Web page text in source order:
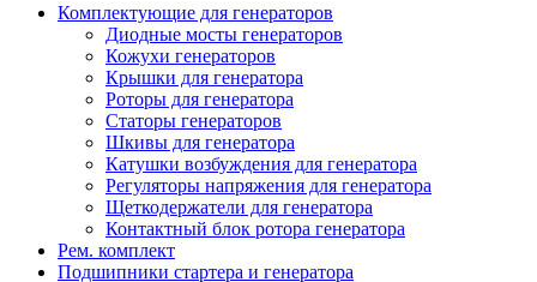
Комплектующие для генераторов
Диодные мосты генераторов
Кожухи генераторов
Крышки для генератора
Роторы для генератора
Статоры генераторов
Шкивы для генератора
Катушки возбуждения для генератора
Регуляторы напряжения для генератора
Щеткодержатели для генератора
Контактный блок ротора генератора
Рем. комплект
Подшипники стартера и генератора